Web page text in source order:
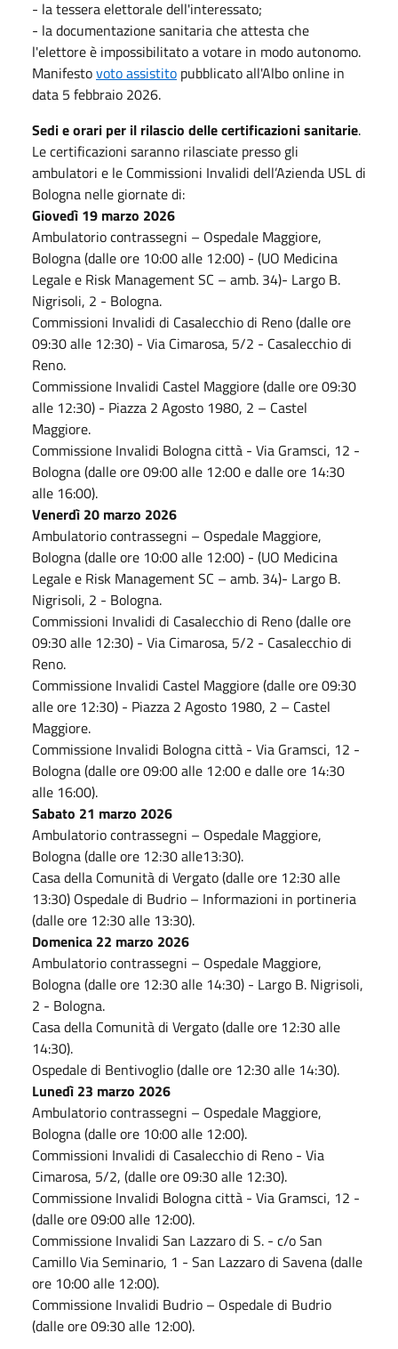
- la tessera elettorale dell'interessato;
- la documentazione sanitaria che attesta che
l'elettore è impossibilitato a votare in modo autonomo.
Manifestovoto assistito pubblicato all'Albo online in
data 5 febbraio 2026.
Sedi e orari per il rilascio delle certificazioni sanitarie.
Le certificazioni saranno rilasciate presso gli
ambulatori e le Commissioni Invalidi dell’Azienda USL di
Bologna nelle giornate di:
Giovedì 19 marzo 2026
Ambulatorio contrassegni – Ospedale Maggiore,
Bologna (dalle ore 10:00 alle 12:00) - (UO Medicina
Legale e Risk Management SC – amb. 34)- Largo B.
Nigrisoli, 2 - Bologna.
Commissioni Invalidi di Casalecchio di Reno (dalle ore
09:30 alle 12:30) - Via Cimarosa, 5/2 - Casalecchio di
Reno.
Commissione Invalidi Castel Maggiore (dalle ore 09:30
alle 12:30) - Piazza 2 Agosto 1980, 2 – Castel
Maggiore.
Commissione Invalidi Bologna città - Via Gramsci, 12 -
Bologna (dalle ore 09:00 alle 12:00 e dalle ore 14:30
alle 16:00).
Venerdì 20 marzo 2026
Ambulatorio contrassegni – Ospedale Maggiore,
Bologna (dalle ore 10:00 alle 12:00) - (UO Medicina
Legale e Risk Management SC – amb. 34)- Largo B.
Nigrisoli, 2 - Bologna.
Commissioni Invalidi di Casalecchio di Reno (dalle ore
09:30 alle 12:30) - Via Cimarosa, 5/2 - Casalecchio di
Reno.
Commissione Invalidi Castel Maggiore (dalle ore 09:30
alle ore 12:30) - Piazza 2 Agosto 1980, 2 – Castel
Maggiore.
Commissione Invalidi Bologna città - Via Gramsci, 12 -
Bologna (dalle ore 09:00 alle 12:00 e dalle ore 14:30
alle 16:00).
Sabato 21 marzo 2026
Ambulatorio contrassegni – Ospedale Maggiore,
Bologna (dalle ore 12:30 alle13:30).
Casa della Comunità di Vergato (dalle ore 12:30 alle
13:30) Ospedale di Budrio – Informazioni in portineria
(dalle ore 12:30 alle 13:30).
Domenica 22 marzo 2026
Ambulatorio contrassegni – Ospedale Maggiore,
Bologna (dalle ore 12:30 alle 14:30) - Largo B. Nigrisoli,
2 - Bologna.
Casa della Comunità di Vergato (dalle ore 12:30 alle
14:30).
Ospedale di Bentivoglio (dalle ore 12:30 alle 14:30).
Lunedì 23 marzo 2026
Ambulatorio contrassegni – Ospedale Maggiore,
Bologna (dalle ore 10:00 alle 12:00).
Commissioni Invalidi di Casalecchio di Reno - Via
Cimarosa, 5/2, (dalle ore 09:30 alle 12:30).
Commissione Invalidi Bologna città - Via Gramsci, 12 -
(dalle ore 09:00 alle 12:00).
Commissione Invalidi San Lazzaro di S. - c/o San
Camillo Via Seminario, 1 - San Lazzaro di Savena (dalle
ore 10:00 alle 12:00).
Commissione Invalidi Budrio – Ospedale di Budrio
(dalle ore 09:30 alle 12:00).